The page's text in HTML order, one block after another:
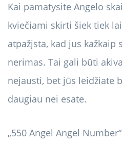
Kai pamatysite Angelo
kviečiami skirti šiek tiek
atpažįsta, kad jus
nerimas. Tai gali būti
nejausti, bet jūs leidžiate
daugiau nei esate.
„550 Angel Angel